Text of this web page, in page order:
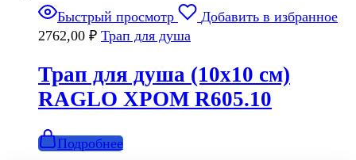
Быстрый просмотр
Добавить в избранное
2762,00 ₽ Трап для душа
Трап для душа (10х10 см)
RAGLO ХРОМ R605.10
Подробнее